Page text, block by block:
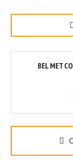
Gelieve dit veld
BEL MET